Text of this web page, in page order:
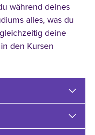
während deines
alles, was du
deine
den Kursen